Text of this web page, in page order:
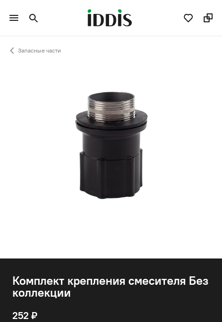
Запасные части
Комплект крепления смесителя Без
коллекции
252 ₽